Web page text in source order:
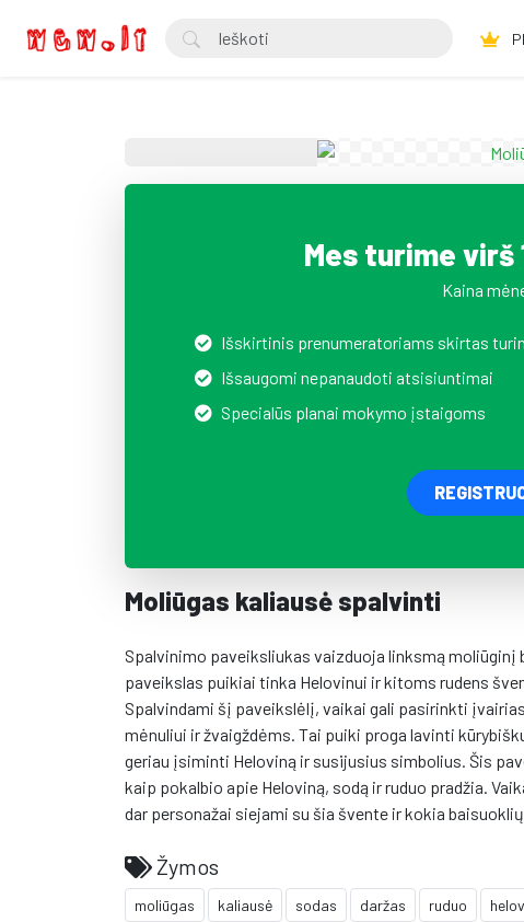
Mes turime virš
Kaina
Išskirtinis prenumeratoriams skirtas
Išsaugomi nepanaudoti atsisiuntimai
Specialūs planai mokymo įstaigoms
Moliūgas kaliausė spalvinti
Spalvinimo paveiksliukas vaizduoja linksmą
paveikslas puikiai tinka Helovinui ir kitoms rudens
Spalvindami šį paveikslėlį, vaikai gali pasirinkti
mėnuliui ir žvaigždėms. Tai puiki proga lavinti
geriau įsiminti Heloviną ir susijusius simbolius. Šis
kaip pokalbio apie Heloviną, sodą ir ruduo pradžia.
dar personažai siejami su šia švente ir kokia
Žymos
moliūgas kaliausė sodas daržas ruduo